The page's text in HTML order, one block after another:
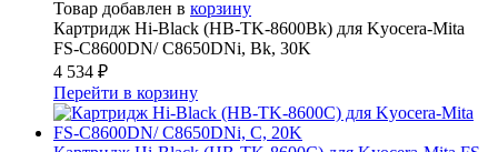
Товар добавлен в корзину
Картридж Hi-Black (HB-TK-8600Bk) для Kyocera-Mita
FS-C8600DN/ C8650DNi, Bk, 30K
4 534 ₽
Перейти в корзину